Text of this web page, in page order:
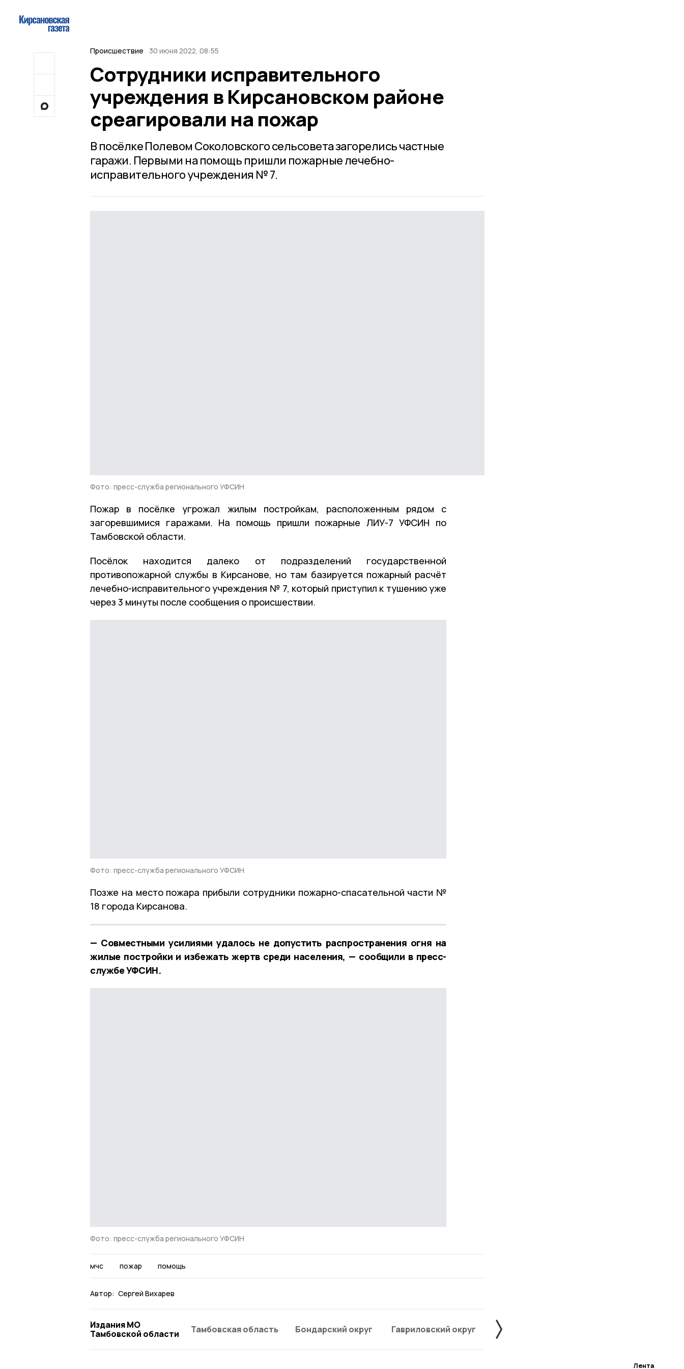
Лента
Происшествие 30 июня 2022, 08:55
Сотрудники исправительного
учреждения в Кирсановском районе
среагировали на пожар
В посёлке Полевом Соколовского сельсовета загорелись частные
гаражи. Первыми на помощь пришли пожарные лечебно-
исправительного учреждения № 7.
Фото: пресс-служба регионального УФСИН
Пожар в посёлке угрожал жилым постройкам, расположенным рядом с
загоревшимися гаражами. На помощь пришли пожарные ЛИУ-7 УФСИН по
Тамбовской области.
Посёлок находится далеко от подразделений государственной
противопожарной службы в Кирсанове, но там базируется пожарный расчёт
лечебно-исправительного учреждения № 7, который приступил к тушению уже
через 3 минуты после сообщения о происшествии.
Фото: пресс-служба регионального УФСИН
Позже на место пожара прибыли сотрудники пожарно-спасательной части №
18 города Кирсанова.
— Совместными усилиями удалось не допустить распространения огня на
жилые постройки и избежать жертв среди населения, — сообщили в пресс-
службе УФСИН.
Фото: пресс-служба регионального УФСИН
мчс пожар помощь
Автор: Сергей Вихарев
Издания МО
Тамбовской области
Тамбовская область Бондарский округ Гавриловский округ Жердевский округ